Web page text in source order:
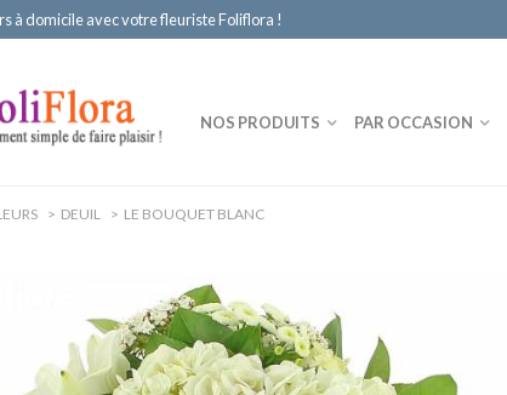
à domicile avec votre fleuriste Foliflora !
NOS PRODUITS PAR OCCASION
> DEUIL > LE BOUQUET BLANC